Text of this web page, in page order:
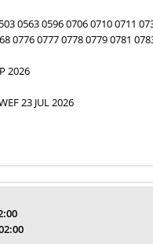
0563 0596 0706 0710 0711
0776 0777 0778 0779 0781
2026
23 JUL 2026